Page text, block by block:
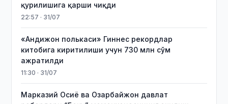
қурилишига қарши чиқди
22:57 · 31/07
«Андижон полькаси» Гиннес рекордлар
китобига киритилиши учун 730 млн сўм
ажратилди
11:30 · 31/07
Марказий Осиё ва Озарбайжон давлат